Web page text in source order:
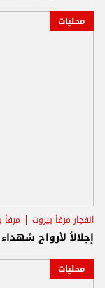
محليات
انفجار مرفأ بيروت مرفأ
إجلالاً لأرواح شهداء ٤ آب... هذا ما قامت به البواخر الراسية
محليات